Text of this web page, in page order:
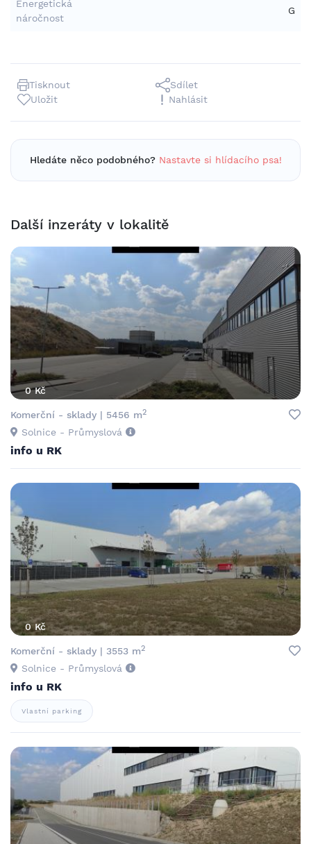
Tisknout
Sdílet
Uložit
Nahlásit
Hledáte něco podobného? Nastavte si hlídacího psa!
Energetická
náročnost
G
Další inzeráty v lokalitě
0 Kč
Komerční - sklady | 5456 m2
Solnice - Průmyslová
info u RK
0 Kč
Komerční - sklady | 3553 m2
Solnice - Průmyslová
info u RK
Vlastní parking